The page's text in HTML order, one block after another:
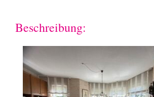
Beschreibung: